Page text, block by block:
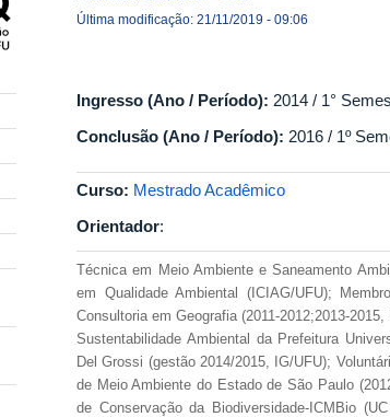
Última modificação: 21/11/2019 - 09:06
Ingresso (Ano / Período): 2014 / 1°
Conclusão (Ano / Período): 2016 / 1º
Curso: Mestrado Acadêmico
Orientador:
Técnica em Meio Ambiente e Saneamento
em Qualidade Ambiental (ICIAG/UFU);
Consultoria em Geografia (2011-2012;2013-
Sustentabilidade Ambiental da Prefeitura
Del Grossi (gestão 2014/2015, IG/UFU);
de Meio Ambiente do Estado de São Paulo
de Conservação da Biodiversidade-ICMBio